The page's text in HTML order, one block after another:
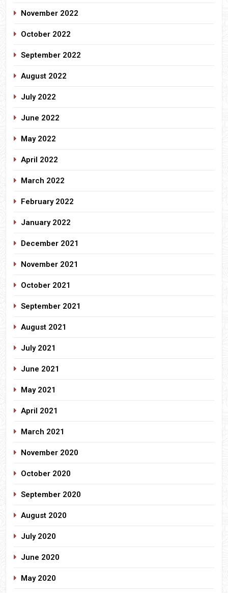
November 2022
October 2022
September 2022
August 2022
July 2022
June 2022
May 2022
April 2022
March 2022
February 2022
January 2022
December 2021
November 2021
October 2021
September 2021
August 2021
July 2021
June 2021
May 2021
April 2021
March 2021
November 2020
October 2020
September 2020
August 2020
July 2020
June 2020
May 2020